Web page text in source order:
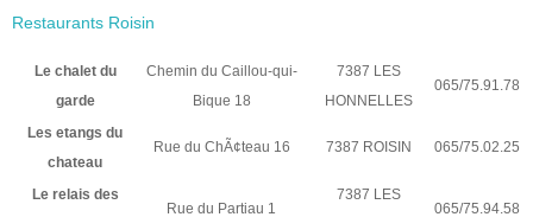
Restaurants Roisin
Le chalet du
garde
Chemin du Caillou-qui-
Bique 18
7387 LES
HONNELLES
065/75.91.78
Les etangs du
chateau
Rue du ChÃ¢teau 16 7387 ROISIN 065/75.02.25
Le relais des
Rue du Partiau 1
7387 LES
065/75.94.58